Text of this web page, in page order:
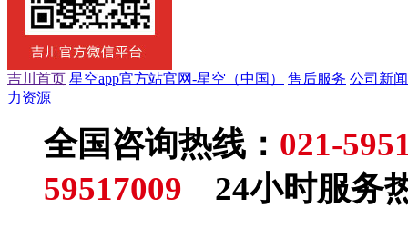
吉川首页 星空app官方站官网-星空（中国） 售后服务 公司新闻
力资源
全国咨询热线： 021-
59517009
24小时服务